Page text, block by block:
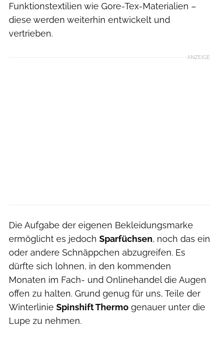
Funktionstextilien wie Gore-Tex-Materialien –
diese werden weiterhin entwickelt und
vertrieben.
ANZEIGE
Die Aufgabe der eigenen Bekleidungsmarke
ermöglicht es jedoch Sparfüchsen, noch das ein
oder andere Schnäppchen abzugreifen. Es
dürfte sich lohnen, in den kommenden
Monaten im Fach- und Onlinehandel die Augen
offen zu halten. Grund genug für uns, Teile der
Winterlinie Spinshift Thermo genauer unter die
Lupe zu nehmen.